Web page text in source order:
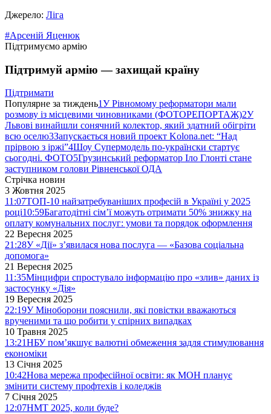
Джерело: Ліга
#Арсеній Яценюк
Підтримуємо армію
Підтримуй армію — захищай країну
Підтримати
Популярне за тиждень1У Рівномому реформатори мали
розмову із місцевими чиновниками (ФОТОРЕПОРТАЖ)2У
Львові винайшли сонячний колектор, який здатний обігріти
всю оселю3Запускається новий проект Kolona.net: “Над
прірвою з іржі”4Шоу Супермодель по-українски стартує
сьогодні. ФОТО5Грузинський реформатор Іло Глонті стане
заступником голови Рівненської ОДА
Стрічка новин
3 Жовтня 2025
11:07ТОП-10 найзатребуваніших професій в Україні у 2025
році10:59Багатодітні сім’ї можуть отримати 50% знижку на
оплату комунальних послуг: умови та порядок оформлення
22 Вересня 2025
21:28У «Дії» з’явилася нова послуга — «Базова соціальна
допомога»
21 Вересня 2025
11:35Мінцифри спростувало інформацію про «злив» даних із
застосунку «Дія»
19 Вересня 2025
22:19У Міноборони пояснили, які повістки вважаються
врученими та що робити у спірних випадках
10 Травня 2025
13:21НБУ пом’якшує валютні обмеження задля стимулювання
економіки
13 Січня 2025
10:42Нова мережа професійної освіти: як МОН планує
змінити систему профтехів і коледжів
7 Січня 2025
12:07НМТ 2025, коли буде?